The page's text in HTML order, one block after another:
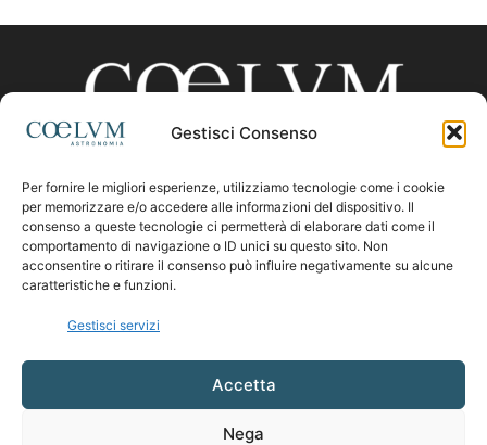
Gestisci Consenso
Per fornire le migliori esperienze, utilizziamo tecnologie come i cookie
per memorizzare e/o accedere alle informazioni del dispositivo. Il
consenso a queste tecnologie ci permetterà di elaborare dati come il
comportamento di navigazione o ID unici su questo sito. Non
acconsentire o ritirare il consenso può influire negativamente su alcune
caratteristiche e funzioni.
Gestisci servizi
Accetta
Nega
CHI SIAMO
Contattaci:coelumastro@coelum.com